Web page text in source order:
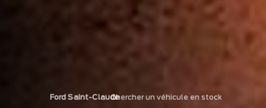
Ford Saint-Claude
›
Chercher un véhicule en stock